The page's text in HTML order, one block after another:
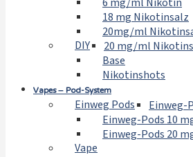
6 mg/ml Nikotin
18 mg Nikotinsalz
20mg/ml
DIY
20 mg/ml
Base
Nikotinshots
Vapes – Pod-System
Einweg Pods
Einweg-
Einweg-Pods 10
Einweg-Pods 20
Vape